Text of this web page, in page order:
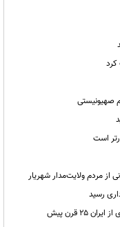
صهیونیستی
است